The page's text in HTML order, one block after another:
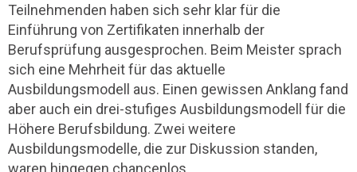
Teilnehmenden haben sich sehr klar für die
Einführung von Zertifikaten innerhalb der
Berufsprüfung ausgesprochen. Beim Meister sprach
sich eine Mehrheit für das aktuelle
Ausbildungsmodell aus. Einen gewissen Anklang fand
aber auch ein drei-stufiges Ausbildungsmodell für die
Höhere Berufsbildung. Zwei weitere
Ausbildungsmodelle, die zur Diskussion standen,
waren hingegen chancenlos.